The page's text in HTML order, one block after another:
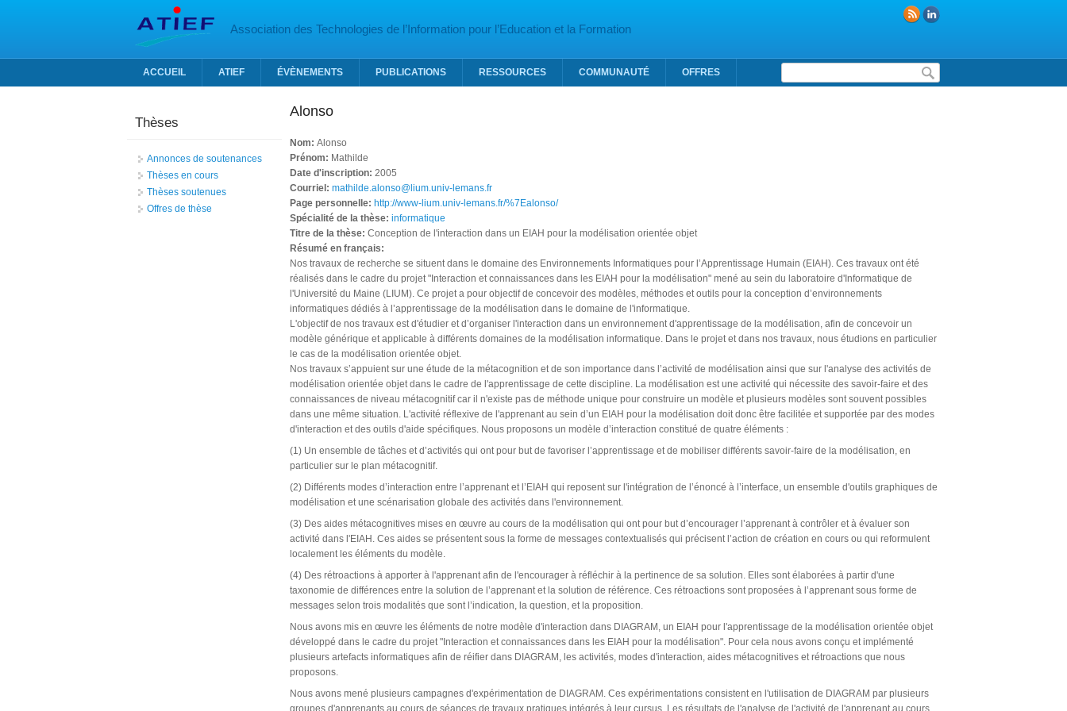
Association des Technologies de l’Information pour l’Education et la Formation
Formulaire de recherche
ACCUEIL ATIEF ÉVÈNEMENTS PUBLICATIONS RESSOURCES COMMUNAUTÉ OFFRES
Alonso
Nom: Alonso
Prénom: Mathilde
Date d'inscription: 2005
Courriel: mathilde.alonso@lium.univ-lemans.fr
Page personnelle: http://www-lium.univ-lemans.fr/%7Ealonso/
Spécialité de la thèse: informatique
Titre de la thèse: Conception de l'interaction dans un EIAH pour la modélisation orientée objet
Résumé en français:
Nos travaux de recherche se situent dans le domaine des Environnements Informatiques pour l’Apprentissage Humain (EIAH). Ces travaux ont été
réalisés dans le cadre du projet "Interaction et connaissances dans les EIAH pour la modélisation" mené au sein du laboratoire d'Informatique de
l'Université du Maine (LIUM). Ce projet a pour objectif de concevoir des modèles, méthodes et outils pour la conception d’environnements
informatiques dédiés à l’apprentissage de la modélisation dans le domaine de l'informatique.
L'objectif de nos travaux est d'étudier et d’organiser l'interaction dans un environnement d'apprentissage de la modélisation, afin de concevoir un
modèle générique et applicable à différents domaines de la modélisation informatique. Dans le projet et dans nos travaux, nous étudions en particulier
le cas de la modélisation orientée objet.
Nos travaux s’appuient sur une étude de la métacognition et de son importance dans l’activité de modélisation ainsi que sur l'analyse des activités de
modélisation orientée objet dans le cadre de l'apprentissage de cette discipline. La modélisation est une activité qui nécessite des savoir-faire et des
connaissances de niveau métacognitif car il n'existe pas de méthode unique pour construire un modèle et plusieurs modèles sont souvent possibles
dans une même situation. L'activité réflexive de l'apprenant au sein d’un EIAH pour la modélisation doit donc être facilitée et supportée par des modes
d'interaction et des outils d'aide spécifiques. Nous proposons un modèle d’interaction constitué de quatre éléments :
(1) Un ensemble de tâches et d’activités qui ont pour but de favoriser l’apprentissage et de mobiliser différents savoir-faire de la modélisation, en
particulier sur le plan métacognitif.
(2) Différents modes d’interaction entre l’apprenant et l’EIAH qui reposent sur l'intégration de l’énoncé à l’interface, un ensemble d'outils graphiques de
modélisation et une scénarisation globale des activités dans l'environnement.
(3) Des aides métacognitives mises en œuvre au cours de la modélisation qui ont pour but d’encourager l’apprenant à contrôler et à évaluer son
activité dans l'EIAH. Ces aides se présentent sous la forme de messages contextualisés qui précisent l’action de création en cours ou qui reformulent
localement les éléments du modèle.
(4) Des rétroactions à apporter à l'apprenant afin de l'encourager à réfléchir à la pertinence de sa solution. Elles sont élaborées à partir d'une
taxonomie de différences entre la solution de l’apprenant et la solution de référence. Ces rétroactions sont proposées à l’apprenant sous forme de
messages selon trois modalités que sont l’indication, la question, et la proposition.
Nous avons mis en œuvre les éléments de notre modèle d'interaction dans DIAGRAM, un EIAH pour l'apprentissage de la modélisation orientée objet
développé dans le cadre du projet "Interaction et connaissances dans les EIAH pour la modélisation". Pour cela nous avons conçu et implémenté
plusieurs artefacts informatiques afin de réifier dans DIAGRAM, les activités, modes d'interaction, aides métacognitives et rétroactions que nous
proposons.
Nous avons mené plusieurs campagnes d'expérimentation de DIAGRAM. Ces expérimentations consistent en l'utilisation de DIAGRAM par plusieurs
groupes d'apprenants au cours de séances de travaux pratiques intégrés à leur cursus. Les résultats de l'analyse de l'activité de l'apprenant au cours
Thèses
Annonces de soutenances
Thèses en cours
Thèses soutenues
Offres de thèse